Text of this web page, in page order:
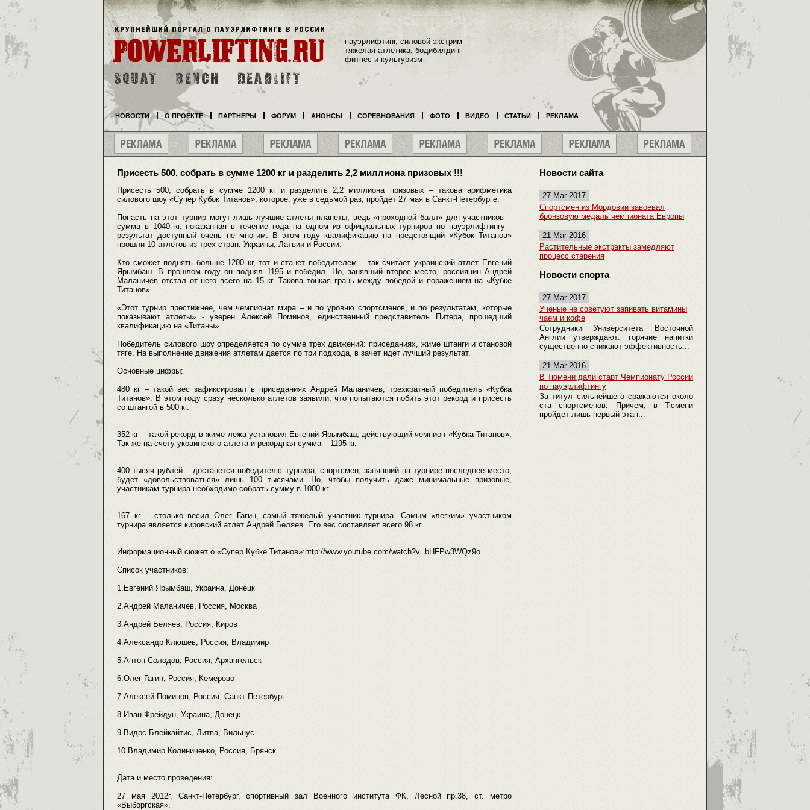
Присесть 500, собрать в сумме 1200 кг и разделить 2,2 миллиона призовых !!!
Присесть 500, собрать в сумме 1200 кг и разделить 2,2 миллиона призовых – такова арифметика
силового шоу «Супер Кубок Титанов», которое, уже в седьмой раз, пройдет 27 мая в Санкт-Петербурге.
Попасть на этот турнир могут лишь лучшие атлеты планеты, ведь «проходной балл» для участников –
сумма в 1040 кг, показанная в течение года на одном из официальных турниров по пауэрлифтингу -
результат доступный очень не многим. В этом году квалификацию на предстоящий «Кубок Титанов»
прошли 10 атлетов из трех стран: Украины, Латвии и России.
Кто сможет поднять больше 1200 кг, тот и станет победителем – так считает украинский атлет Евгений
Ярымбаш. В прошлом году он поднял 1195 и победил. Но, занявший второе место, россиянин Андрей
Маланичев отстал от него всего на 15 кг. Такова тонкая грань между победой и поражением на «Кубке
Титанов».
«Этот турнир престижнее, чем чемпионат мира – и по уровню спортсменов, и по результатам, которые
показывают атлеты» - уверен Алексей Поминов, единственный представитель Питера, прошедший
квалификацию на «Титаны».
Победитель силового шоу определяется по сумме трех движений: приседаниях, жиме штанги и становой
тяге. На выполнение движения атлетам дается по три подхода, в зачет идет лучший результат.
Основные цифры:
480 кг – такой вес зафиксировал в приседаниях Андрей Маланичев, трехкратный победитель «Кубка
Титанов». В этом году сразу несколько атлетов заявили, что попытаются побить этот рекорд и присесть
со штангой в 500 кг.
352 кг – такой рекорд в жиме лежа установил Евгений Ярымбаш, действующий чемпион «Кубка Титанов».
Так же на счету украинского атлета и рекордная сумма – 1195 кг.
400 тысяч рублей – достанется победителю турнира; спортсмен, занявший на турнире последнее место,
будет «довольствоваться» лишь 100 тысячами. Но, чтобы получить даже минимальные призовые,
участникам турнира необходимо собрать сумму в 1000 кг.
167 кг – столько весил Олег Гагин, самый тяжелый участник турнира. Самым «легким» участником
турнира является кировский атлет Андрей Беляев. Его вес составляет всего 98 кг.
Информационный сюжет о «Супер Кубке Титанов»:http://www.youtube.com/watch?v=bHFPw3WQz9o
Список участников:
1.Евгений Ярымбаш, Украина, Донецк
2.Андрей Маланичев, Россия, Москва
3.Андрей Беляев, Россия, Киров
4.Александр Клюшев, Россия, Владимир
5.Антон Солодов, Россия, Архангельск
6.Олег Гагин, Россия, Кемерово
7.Алексей Поминов, Россия, Санкт-Петербург
8.Иван Фрейдун, Украина, Донецк
9.Видос Блейкайтис, Литва, Вильнус
10.Владимир Колиниченко, Россия, Брянск
Дата и место проведения:
27 мая 2012г, Санкт-Петербург, спортивный зал Военного института ФК, Лесной пр.38, ст. метро
«Выборгская».
Новости сайта
27 Mar 2017
Спортсмен из Мордовии завоевал
бронзовую медаль чемпионата Европы
21 Mar 2016
Растительные экстракты замедляют
процесс старения
Новости спорта
27 Mar 2017
Ученые не советуют запивать витамины
чаем и кофе
Сотрудники Университета Восточной
Англии утверждают: горячие напитки
существенно снижают эффективность...
21 Mar 2016
В Тюмени дали старт Чемпионату России
по пауэрлифтингу
За титул сильнейшего сражаются около
ста спортсменов. Причем, в Тюмени
пройдет лишь первый этап...
пауэрлифтинг, силовой экстрим
тяжелая атлетика, бодибилдинг
фитнес и культуризм
НОВОСТИ О ПРОЕКТЕ ПАРТНЕРЫ ФОРУМ АНОНСЫ СОРЕВНОВАНИЯ ФОТО ВИДЕО СТАТЬИ РЕКЛАМА